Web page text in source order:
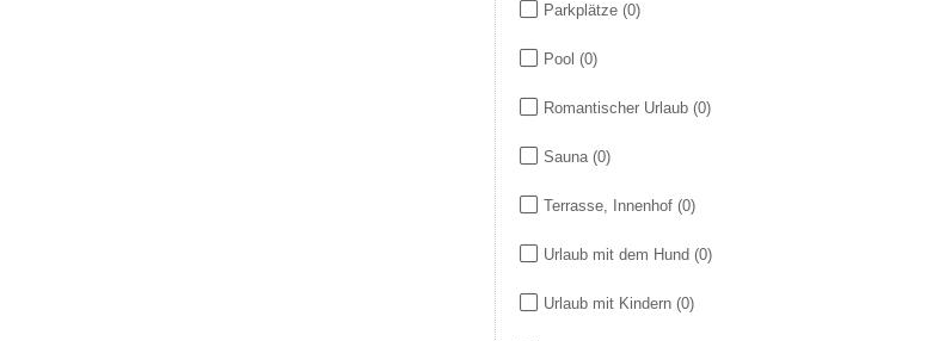
Parkplätze (0)
Pool (0)
Romantischer Urlaub (0)
Sauna (0)
Terrasse, Innenhof (0)
Urlaub mit dem Hund (0)
Urlaub mit Kindern (0)